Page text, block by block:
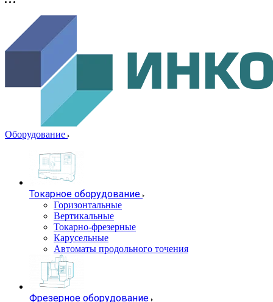
Оборудование
Токарное оборудование
Горизонтальные
Вертикальные
Токарно-фрезерные
Карусельные
Автоматы продольного точения
Фрезерное оборудование